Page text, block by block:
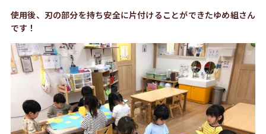
使用後、刃の部分を持ち安全に片付けることができたゆめ組さん
です！